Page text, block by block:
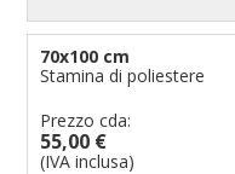
70x100 cm
Stamina di poliestere
Prezzo cda:
55,00 €
(IVA inclusa)